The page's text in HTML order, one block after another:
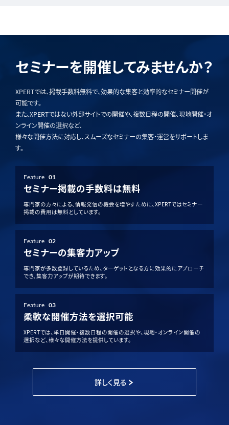
セミナーを開催してみませんか？
XPERTでは、掲載手数料無料で、効果的な集客と効率的なセミナー開催が
可能です。
また、XPERTではない外部サイトでの開催や、複数日程の開催、現地開催・オ
ンライン開催の選択など、
様々な開催方法に対応し、スムーズなセミナーの集客・運営をサポートしま
す。
Feature 01
セミナー掲載の手数料は無料
専門家の方々による、情報発信の機会を増やすために、XPERTではセミナー
掲載の費用は無料としています。
Feature 02
セミナーの集客力アップ
専門家が多数登録しているため、ターゲットとなる方に効果的にアプローチ
でき、集客力アップが期待できます。
Feature 03
柔軟な開催方法を選択可能
XPERTでは、単日開催・複数日程の開催の選択や、現地・オンライン開催の
選択など、様々な開催方法を提供しています。
詳しく見る